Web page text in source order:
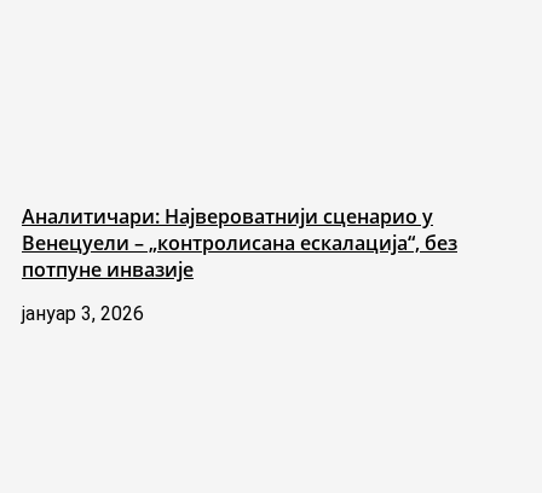
Аналитичари: Највероватнији сценарио у
Венецуели – „контролисана ескалација“, без
потпуне инвазије
јануар 3, 2026